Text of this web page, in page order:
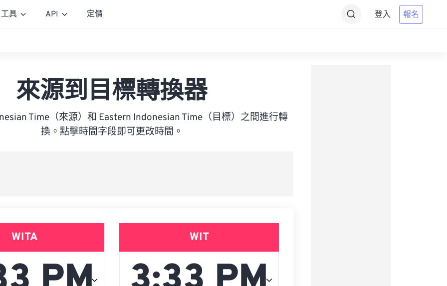
工具 API 定價 登入 報名
來源到目標轉換器
Time（來源）和 Eastern Indonesian Time（目標）之間進行轉
換。點擊時間字段即可更改時間。
WITA WIT